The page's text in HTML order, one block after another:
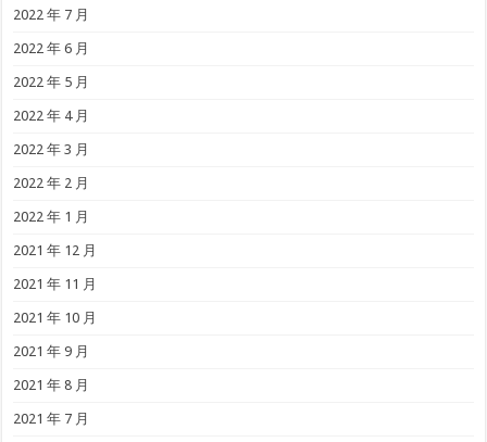
2022 年 7 月
2022 年 6 月
2022 年 5 月
2022 年 4 月
2022 年 3 月
2022 年 2 月
2022 年 1 月
2021 年 12 月
2021 年 11 月
2021 年 10 月
2021 年 9 月
2021 年 8 月
2021 年 7 月